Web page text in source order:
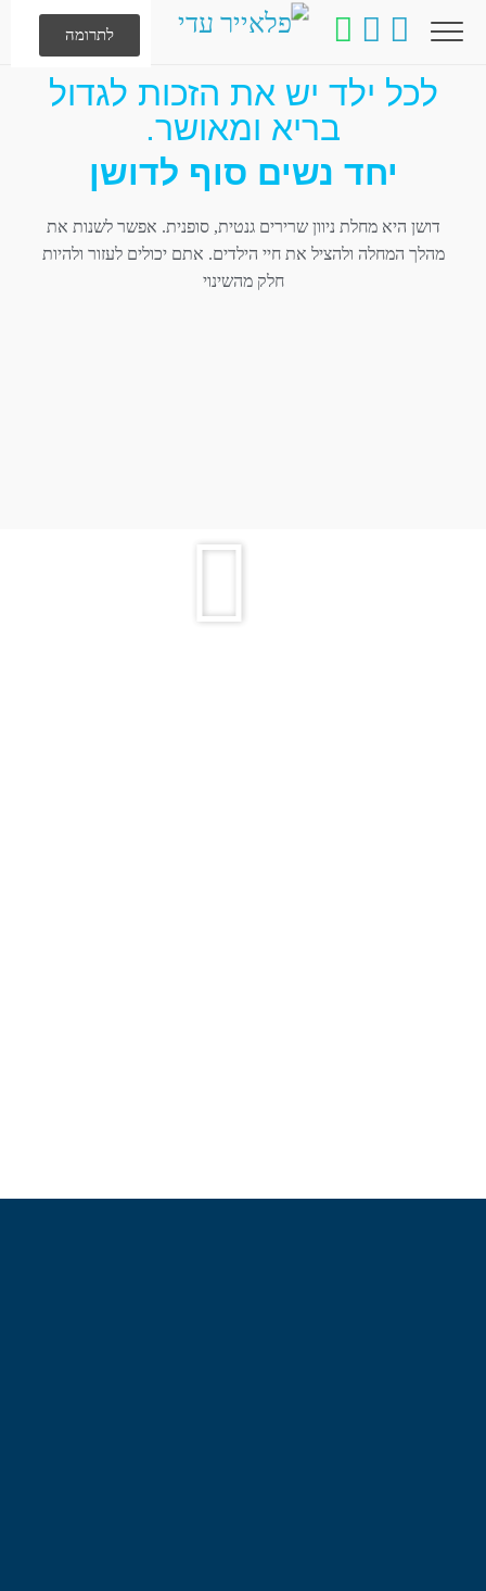
לתרומה
לכל ילד יש את הזכות לגדול
בריא ומאושר.
יחד נשים סוף לדושן
דושן היא מחלת ניוון שרירים גנטית, סופנית. אפשר לשנות את
מהלך המחלה ולהציל את חיי הילדים. אתם יכולים לעזור ולהיות
חלק מהשינוי